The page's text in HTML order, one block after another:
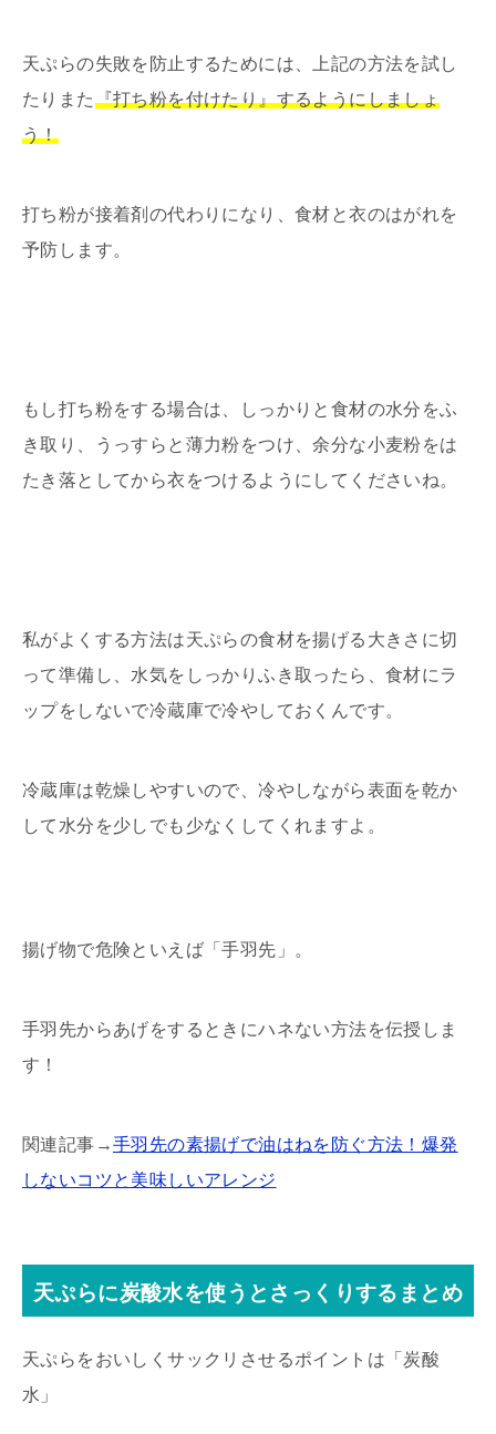
天ぷらの失敗を防止するためには、上記の方法を試し
たりまた『打ち粉を付けたり』するようにしましょ
う！
打ち粉が接着剤の代わりになり、食材と衣のはがれを
予防します。
もし打ち粉をする場合は、しっかりと食材の水分をふ
き取り、うっすらと薄力粉をつけ、余分な小麦粉をは
たき落としてから衣をつけるようにしてくださいね。
私がよくする方法は天ぷらの食材を揚げる大きさに切
って準備し、水気をしっかりふき取ったら、食材にラ
ップをしないで冷蔵庫で冷やしておくんです。
冷蔵庫は乾燥しやすいので、冷やしながら表面を乾か
して水分を少しでも少なくしてくれますよ。
揚げ物で危険といえば「手羽先」。
手羽先からあげをするときにハネない方法を伝授しま
す！
関連記事→手羽先の素揚げで油はねを防ぐ方法！爆発
しないコツと美味しいアレンジ
天ぷらに炭酸水を使うとさっくりするまとめ
天ぷらをおいしくサックリさせるポイントは「炭酸
水」